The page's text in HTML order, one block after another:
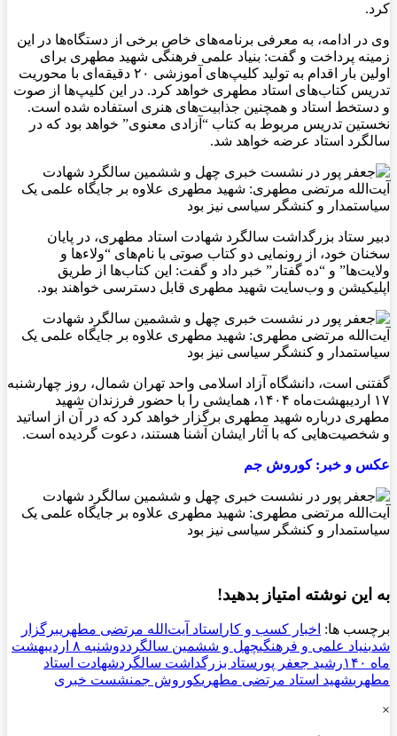
کرد.
وی در ادامه، به معرفی برنامه‌های خاص برخی از دستگاه‌ها در این
زمینه پرداخت و گفت: بنیاد علمی فرهنگی شهید مطهری برای
اولین بار اقدام به تولید کلیپ‌های آموزشی ۲۰ دقیقه‌ای با محوریت
تدریس کتاب‌های استاد مطهری خواهد کرد. در این کلیپ‌ها از صوت
و دستخط استاد و همچنین جذابیت‌های هنری استفاده شده است.
نخستین تدریس مربوط به کتاب “آزادی معنوی” خواهد بود که در
سالگرد استاد عرضه خواهد شد.
دبیر ستاد بزرگداشت سالگرد شهادت استاد مطهری، در پایان
سخنان خود، از رونمایی دو کتاب صوتی با نام‌های “ولاءها و
ولایت‌ها” و “ده گفتار” خبر داد و گفت: این کتاب‌ها از طریق
اپلیکیشن و وب‌سایت شهید مطهری قابل دسترسی خواهند بود.
گفتنی است، دانشگاه آزاد اسلامی واحد تهران شمال، روز چهارشنبه
۱۷ اردیبهشت‌ماه ۱۴۰۴، همایشی را با حضور فرزندان شهید
مطهری درباره شهید مطهری برگزار خواهد کرد که در آن از اساتید
و شخصیت‌هایی که با آثار ایشان آشنا هستند، دعوت گردیده است.
عکس و خبر: کوروش جم
به این نوشته امتیاز بدهید!
برچسب ها: اخبار کسب و کار استاد آیت‌الله مرتضی مطهریبرگزار
شدبنیاد علمی و فرهنگیچهل و ششمین سالگرد
دوشنبه ۸ اردیبهشت
ماه ۱۴۰
رشید جعفر پور ستاد بزرگداشت سالگردشهادت استاد
مطهریشهید استاد مرتضی مطهریکوروش جمنشست خبری
×